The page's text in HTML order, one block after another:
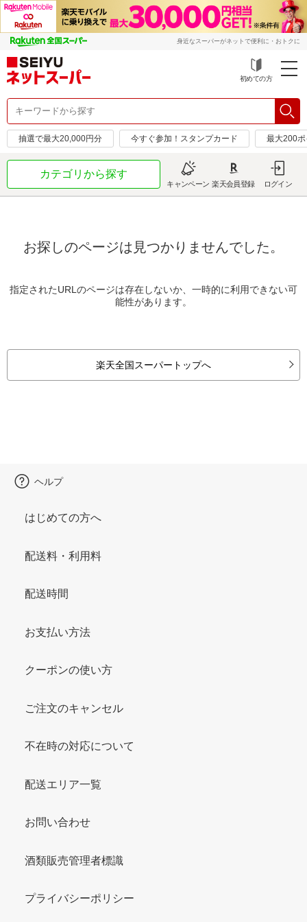
身近なスーパーがネットで便利に・おトクに
初めての方
抽選で最大20,000円分 今すぐ参加！スタンプカード 最大200
カテゴリから探す
キャンペーン 楽天会員登録 ログイン
お探しのページは見つかりませんでした。
指定されたURLのページは存在しないか、一時的に利用できない可
能性があります。
楽天全国スーパートップへ
ヘルプ
はじめての方へ
配送料・利用料
配送時間
お支払い方法
クーポンの使い方
ご注文のキャンセル
不在時の対応について
配送エリア一覧
お問い合わせ
酒類販売管理者標識
プライバシーポリシー